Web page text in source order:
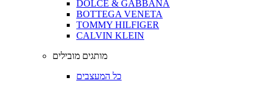
DOLCE & GABBANA
BOTTEGA VENETA
TOMMY HILFIGER
CALVIN KLEIN
מותגים מובילים
כל המעצבים